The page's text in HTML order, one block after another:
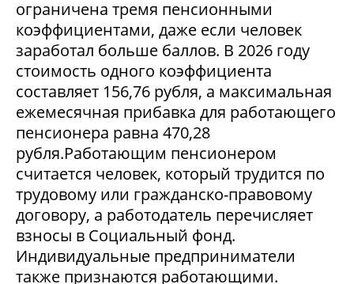
ограничена тремя пенсионными
коэффициентами, даже если человек
заработал больше баллов. В 2026 году
стоимость одного коэффициента
составляет 156,76 рубля, а максимальная
ежемесячная прибавка для работающего
пенсионера равна 470,28
рубля.Работающим пенсионером
считается человек, который трудится по
трудовому или гражданско-правовому
договору, а работодатель перечисляет
взносы в Социальный фонд.
Индивидуальные предприниматели
также признаются работающими.